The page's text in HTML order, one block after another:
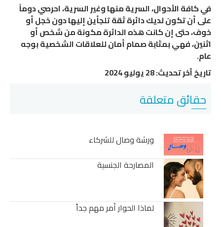
في كافة الأحوال، السرية منها وغير السرية، احرصي دوماً
على أن تكون لديك دائرة ثقة تلجأين إليها دون خجل أو
خوف، حتى إن كانت هذه الدائرة مكونة من شخص أو
اثنين، فهي بمثابة صمام أمان للعلاقات الشخصية بوجه
عام.
تاريخ آخر تحديث: 28 يوليو 2024
حقائق متعلقة
ورشة وصال للشركاء
المصارحة الجنسية
لماذا الحوار أمر مهم جداً